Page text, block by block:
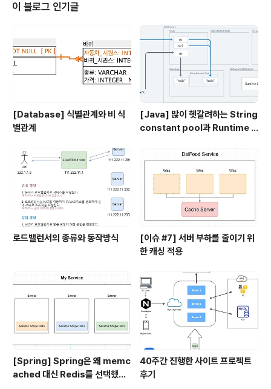
이 블로그 인기글
[Database] 식별관계와 비 식
별관계
[Java] 많이 헷갈려하는 String
constant pool과 Runtime C
nstant pool
로드밸런서의 종류와 동작방식
[이슈 #7] 서버 부하를 줄이기 위
한 캐싱 적용
[Spring] Spring은 왜 memc
ached 대신 Redis를 선택했을
40주간 진행한 사이트 프로젝트
후기